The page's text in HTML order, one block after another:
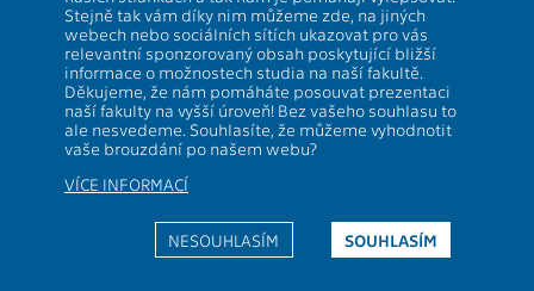
Stejně tak vám díky nim můžeme zde, na jiných
webech nebo sociálních sítích ukazovat pro vás
relevantní sponzorovaný obsah poskytující bližší
informace o možnostech studia na naší fakultě.
Děkujeme, že nám pomáháte posouvat prezentaci
naší fakulty na vyšší úroveň! Bez vašeho souhlasu to
ale nesvedeme. Souhlasíte, že můžeme vyhodnotit
vaše brouzdání po našem webu?
VÍCE INFORMACÍ
SOUHLASÍM
NESOUHLASÍM
Vzpomínky na fakultu radioelektroniky v
Poděbradech (1953-1960)-celé CD(680 MB)
Vzpomínky absolventů vojenské katedry ČVUT FEL v
Praze na srpen 1968- Semper Paratus, Sborník číslo 1
Historie fakulty(prof. PhDr. Marcela Efmertová, CSc., K-
13116, 2011)
Historie vzniku Vysoké školy elektrotechnického
inženýrství při ČVUT
katedra telekomunikační techniky, 2014)
Jubileum: České vysoké učení technické v Praze slaví
300 let výuky(Tomislav Vašíček, 2017)
Symfonický orchestr Uměleckého sdružení ČVUT